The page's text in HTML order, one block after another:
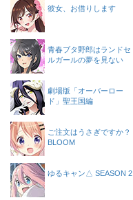
彼女、お借りします
青春ブタ野郎はランドセ
ルガールの夢を見ない
劇場版「オーバーロー
ド」聖王国編
ご注文はうさぎですか？
BLOOM
ゆるキャン△ SEASON 2